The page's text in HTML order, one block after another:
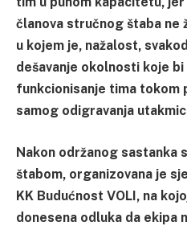
članova stručnog štaba ne
u kojem je, nažalost,
dešavanje okolnosti koje
funkcionisanje tima tokom
samog odigravanja
Nakon održanog sastanka
štabom, organizovana je
KK Budućnost VOLI, na
donesena odluka da ekipa